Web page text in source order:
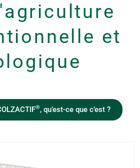
et
®, qu’est-ce que c’est ?